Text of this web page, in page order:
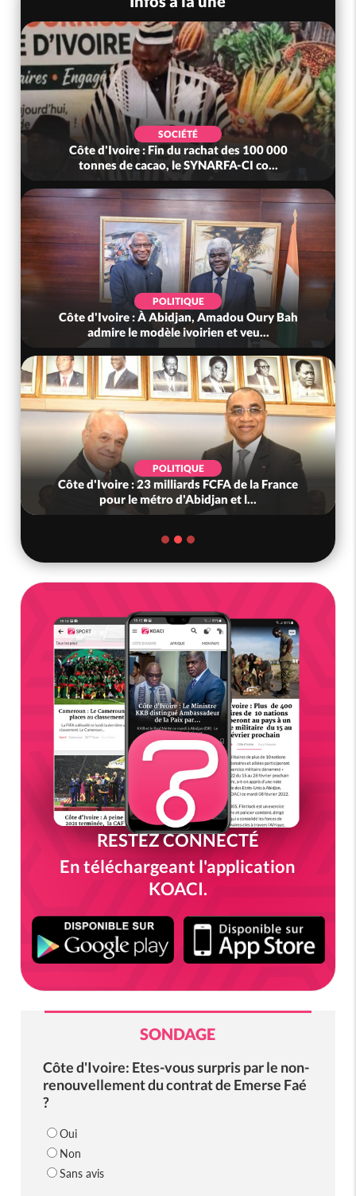
SOCIÉTÉ
Côte d'Ivoire : Fin du rachat des 100 000
tonnes de cacao, le SYNARFA-CI co...
POLITIQUE
Côte d'Ivoire : À Abidjan, Amadou Oury Bah
admire le modèle ivoirien et veu...
POLITIQUE
Côte d'Ivoire : 23 milliards FCFA de la France
pour le métro d'Abidjan et l...
RESTEZ CONNECTÉ
En téléchargeant l'application
KOACI.
SONDAGE
Côte d'Ivoire: Etes-vous surpris par le non-
renouvellement du contrat de Emerse Faé
?
Oui
Non
Sans avis